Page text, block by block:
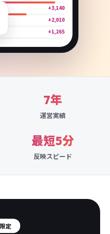
+3,140
+2,010
+1,265
7年
運営実績
最短5分
反映スピード
定